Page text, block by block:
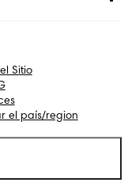
Sitio
el país/region